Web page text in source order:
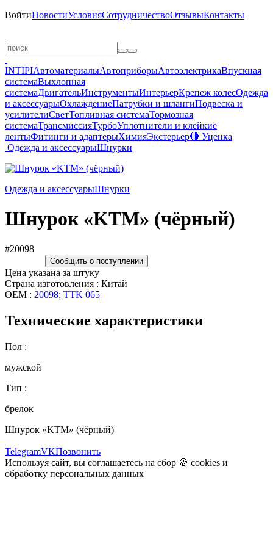
ВойтиНовостиУсловияСотрудничествоОтзывыКонтакты
INTIPIАвтоматериалыАвтоприборыАвтоэлектрикаВпускная
системаВыхлопная
системаДвигательИнструментыИнтерьерКрепеж колесОдежда
и аксессуарыОхлаждениеПатрубки и шлангиПодвеска и
усилителиСветТопливная системаТормозная
системаТрансмиссияТурбоУплотнители и клейкие
лентыФитинги и адаптерыХимияЭкстерьер🔴 Уценка
Одежда и аксессуарыШнурки
Одежда и аксессуарыШнурки
Шнурок «KTM» (чёрный)
#20098
Сообщить о поступлении
Цена указана за штуку
Страна изготовления : Китай
OEM : 20098; TTK 065
Технические характеристики
Пол :
мужской
Тип :
брелок
Шнурок «KTM» (чёрный)
TelegramVKПозвонить
Используя сайт, вы соглашаетесь на сбор 🍪 cookies и
обработку персональных данных